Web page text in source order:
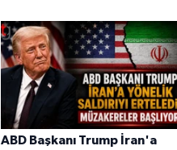
ABD Başkanı Trump İran'a